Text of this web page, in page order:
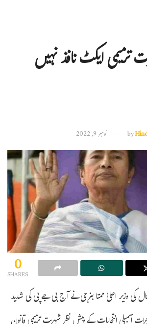
ترمیمی ایکٹ نافذ نہیں
by نومبر 9, 2022
0
SHARES
کی وزیر اعلیٰ ممتا بنرجی نے آج بی جے پی کی شدید